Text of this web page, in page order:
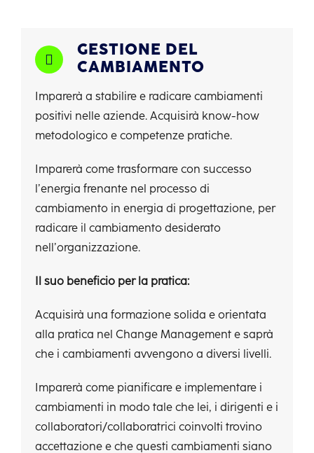
GESTIONE DEL
CAMBIAMENTO
Imparerà a stabilire e radicare cambiamenti
positivi nelle aziende. Acquisirà know-how
metodologico e competenze pratiche.
Imparerà come trasformare con successo
l’energia frenante nel processo di
cambiamento in energia di progettazione, per
radicare il cambiamento desiderato
nell’organizzazione.
Il suo beneficio per la pratica:
Acquisirà una formazione solida e orientata
alla pratica nel Change Management e saprà
che i cambiamenti avvengono a diversi livelli.
Imparerà come pianificare e implementare i
cambiamenti in modo tale che lei, i dirigenti e i
collaboratori/collaboratrici coinvolti trovino
accettazione e che questi cambiamenti siano